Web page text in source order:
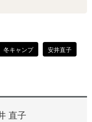
冬キャンプ
安井直子
直子